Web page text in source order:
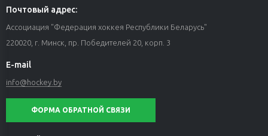
Почтовый адрес:
Ассоциация "Федерация хоккея Республики Беларусь"
220020, г. Минск, пр. Победителей 20, корп. 3
E-mail
info@hockey.by
ФОРМА ОБРАТНОЙ СВЯЗИ